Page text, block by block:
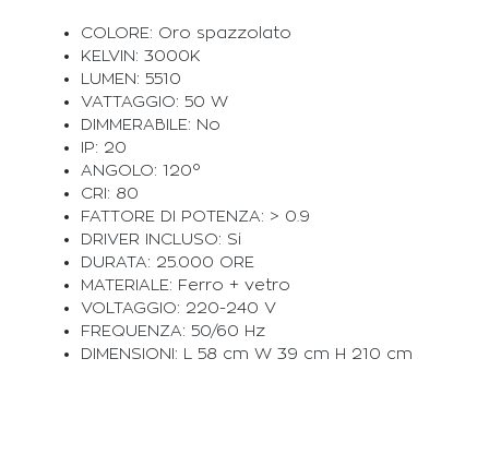
COLORE: Oro spazzolato
KELVIN: 3000K
LUMEN: 5510
VATTAGGIO: 50 W
DIMMERABILE: No
IP: 20
ANGOLO: 120°
CRI: 80
FATTORE DI POTENZA: > 0.9
DRIVER INCLUSO: Si
DURATA: 25.000 ORE
MATERIALE: Ferro + vetro
VOLTAGGIO: 220-240 V
FREQUENZA: 50/60 Hz
DIMENSIONI: L 58 cm W 39 cm H 210 cm